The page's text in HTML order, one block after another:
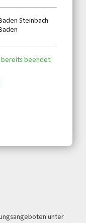
Steinbach
bereits beendet.
unter